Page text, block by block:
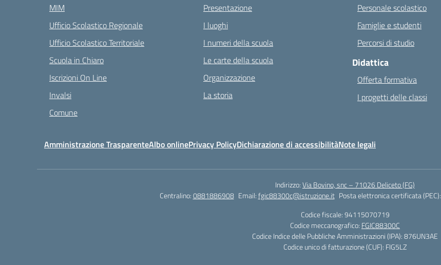
MIM
Ufficio Scolastico Regionale
Ufficio Scolastico Territoriale
Scuola in Chiaro
Iscrizioni On Line
Invalsi
Comune
Presentazione
I luoghi
I numeri della scuola
Le carte della scuola
Organizzazione
La storia
Personale scolastico
Famiglie e studenti
Percorsi di studio
Didattica
Offerta formativa
I progetti delle classi
Amministrazione TrasparenteAlbo onlinePrivacy PolicyDichiarazione di accessibilitàNote legali
Indirizzo:Via Bovino, snc – 71026 Deliceto (FG)
Centralino:0881886908 Email:fgic88300c@istruzione.it Posta elettronica certificata (PEC):
Codice fiscale: 94115070719
Codice meccanografico: FGIC88300C
Codice Indice delle Pubbliche Amministrazioni (IPA): 876UN3AE
Codice unico di fatturazione (CUF): FIG5LZ